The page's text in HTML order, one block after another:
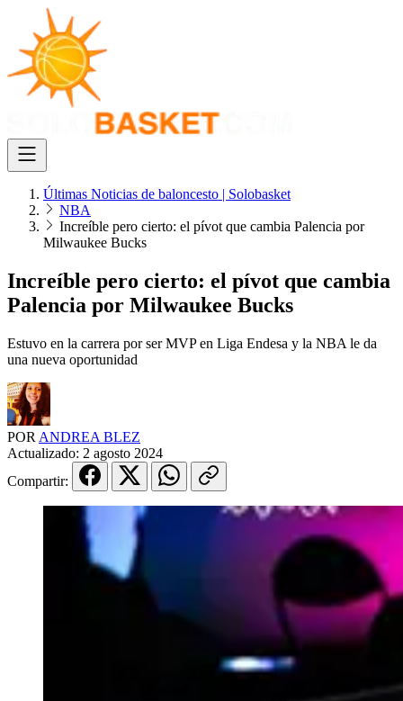
Últimas Noticias de baloncesto | Solobasket
NBA
Increíble pero cierto: el pívot que cambia Palencia por
Milwaukee Bucks
Increíble pero cierto: el pívot que cambia
Palencia por Milwaukee Bucks
Estuvo en la carrera por ser MVP en Liga Endesa y la NBA le da
una nueva oportunidad
POR ANDREA BLEZ
Actualizado: 2 agosto 2024
Compartir: